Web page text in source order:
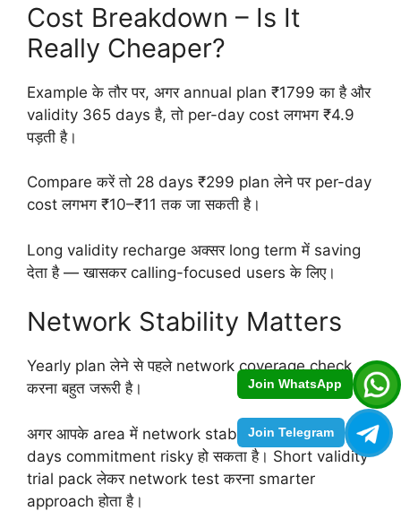
Join WhatsApp
Join Telegram
Cost Breakdown – Is It
Really Cheaper?
Example के तौर पर, अगर annual plan ₹1799 का है और
validity 365 days है, तो per-day cost लगभग ₹4.9
पड़ती है।
Compare करें तो 28 days ₹299 plan लेने पर per-day
cost लगभग ₹10–₹11 तक जा सकती है।
Long validity recharge अक्सर long term में saving
देता है — खासकर calling-focused users के लिए।
Network Stability Matters
Yearly plan लेने से पहले network coverage check
करना बहुत जरूरी है।
अगर आपके area में network stable नहीं है, तो 365
days commitment risky हो सकता है। Short validity
trial pack लेकर network test करना smarter
approach होता है।